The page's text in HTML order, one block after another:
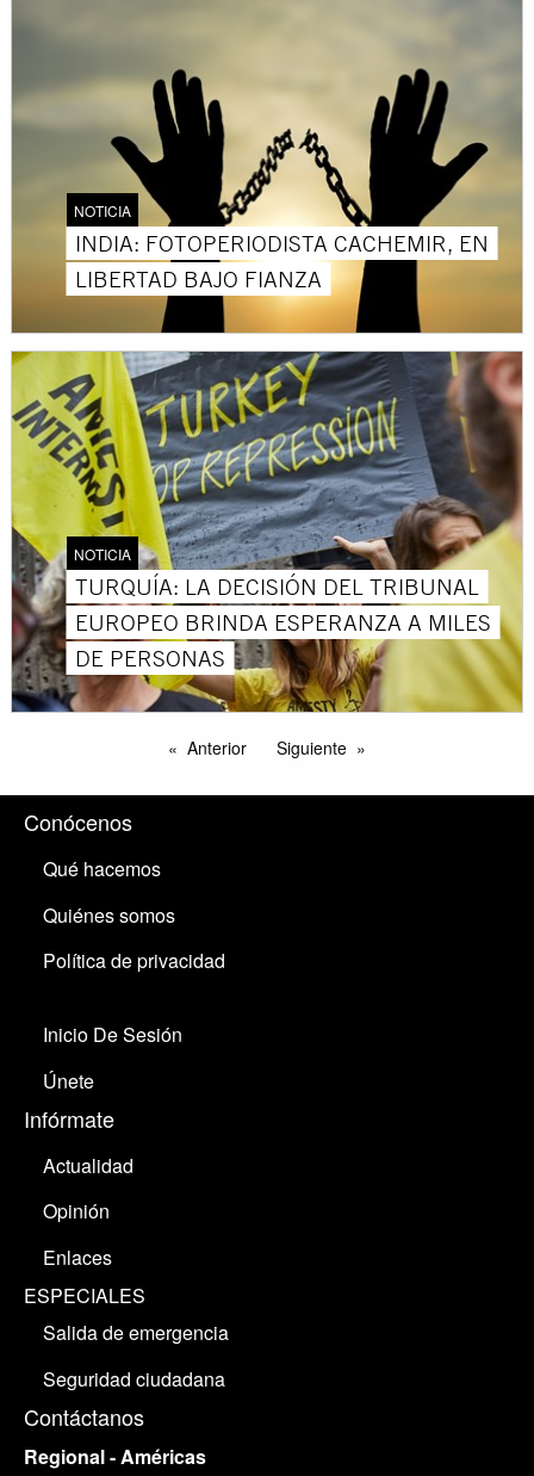
NOTICIA
INDIA: FOTOPERIODISTA CACHEMIR, EN
LIBERTAD BAJO FIANZA
NOTICIA
TURQUÍA: LA DECISIÓN DEL TRIBUNAL
EUROPEO BRINDA ESPERANZA A MILES
DE PERSONAS
Anterior Siguiente
Conócenos
Qué hacemos
Quiénes somos
Política de privacidad
Inicio De Sesión
Únete
Infórmate
Actualidad
Opinión
Enlaces
ESPECIALES
Salida de emergencia
Seguridad ciudadana
Contáctanos
Regional - Américas